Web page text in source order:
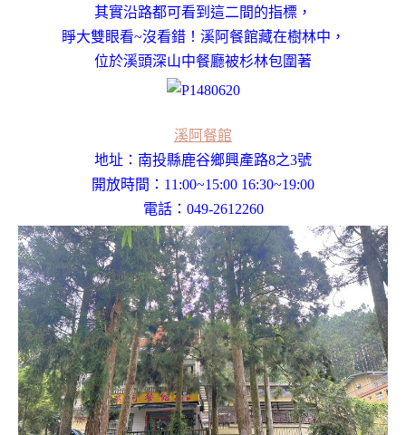
其實沿路都可看到這二間的指標，
睜大雙眼看~沒看錯！溪阿餐館藏在樹林中，
位於溪頭深山中餐廳被杉林包圍著
溪阿餐館
地址：南投縣鹿谷鄉興產路8之3號
開放時間：11:00~15:00 16:30~19:00
電話：049-2612260